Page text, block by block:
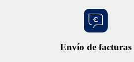
Envío de facturas